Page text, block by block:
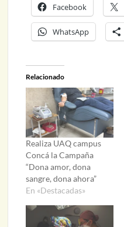
Facebook
WhatsApp
Relacionado
Realiza UAQ campus
Concá la Campaña
“Dona amor, dona
sangre, dona ahora”
En «Destacadas»